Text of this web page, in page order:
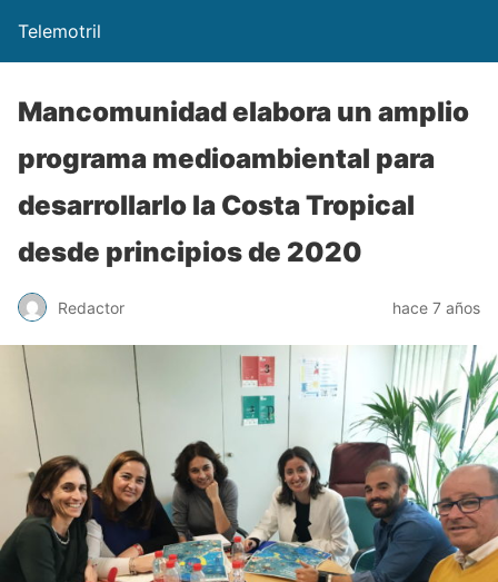
Telemotril
Mancomunidad elabora un amplio
programa medioambiental para
desarrollarlo la Costa Tropical
desde principios de 2020
Redactor hace 7 años